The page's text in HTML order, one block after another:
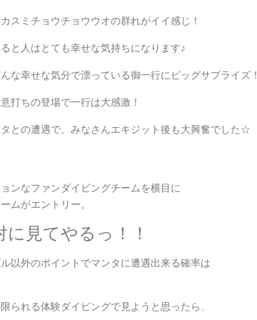
スミチョウチョウウオの群れがイイ感じ！
と人はとても幸せな気持ちになります♪
な幸せな気分で漂っている御一行にビッグサプライズ！
打ちの登場で一行は大感激！
との遭遇で、みなさんエキジット後も大興奮でした☆
ンなファンダイビングチームを横目に
ムがエントリー。
見てやるっ！！
以外のポイントでマンタに遭遇出来る確率は
られる体験ダイビングで見ようと思ったら、